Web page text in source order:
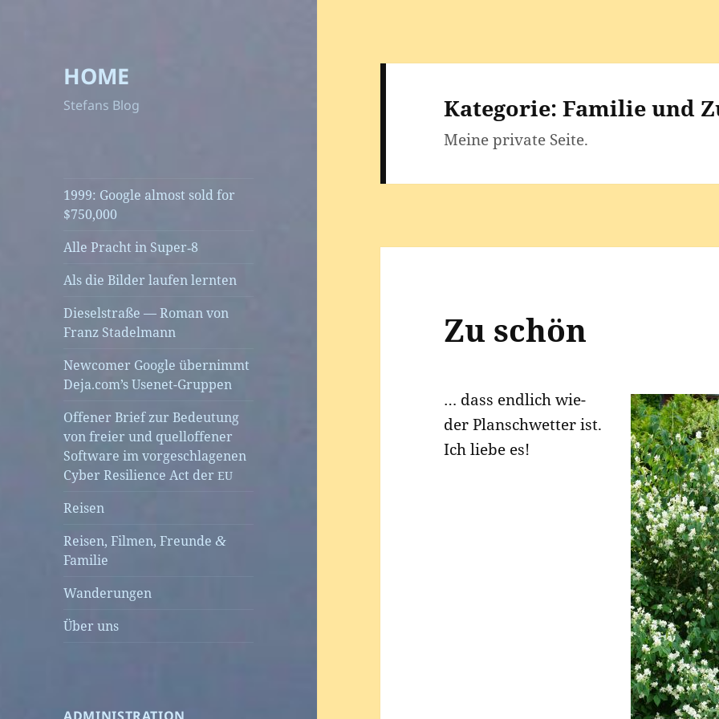
HOME
Stefans Blog
1999: Google almost sold for
$750,000
Alle Pracht in Super‑8
Als die Bilder laufen lernten
Dieselstraße — Roman von
Franz Stadelmann
Newcomer Google übernimmt
Deja.com’s Usenet-Gruppen
Offener Brief zur Bedeutung
von freier und quelloffener
Software im vorgeschlagenen
Cyber Resilience Act derEU
Reisen
Reisen, Filmen, Freunde &
Familie
Wanderungen
Über uns
Kategorie:Familie und
Mei­ne pri­va­te Seite.
Zu schön
… dass end­lich wie­
der Plansch­wet­ter ist.
Ich lie­be es!